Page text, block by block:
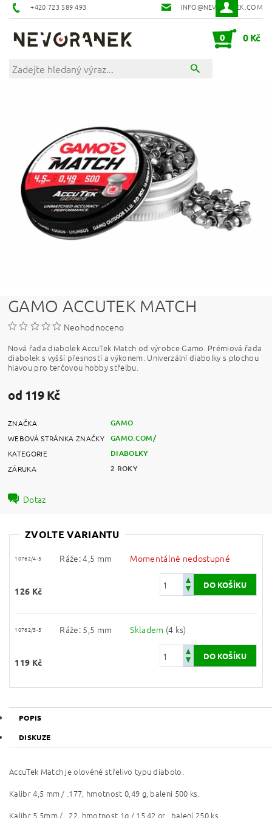
+420 723 589 493 INFO@NEVORANEK.COM
0 0 Kč
GAMO ACCUTEK MATCH
Neohodnoceno
Nová řada diabolek AccuTek Match od výrobce Gamo. Prémiová řada
diabolek s vyšší přesností a výkonem. Univerzální diabolky s plochou
hlavou pro terčovou hobby střelbu.
od 119 Kč
ZNAČKA GAMO
WEBOVÁ STRÁNKA ZNAČKY GAMO.COM/
KATEGORIE DIABOLKY
ZÁRUKA 2 ROKY
Dotaz
ZVOLTE VARIANTU
10762/4-5 Ráže: 4,5 mm Momentálně nedostupné
126 Kč
10762/5-5 Ráže: 5,5 mm Skladem (4 ks)
119 Kč
POPIS
DISKUZE
AccuTek Match je olověné střelivo typu diabolo.
Kalibr 4,5 mm / .177, hmotnost 0,49 g, balení 500 ks.
Kalibr 5,5mm / . 22, hmotnost 1g / 15,42 gr., balení 250 ks